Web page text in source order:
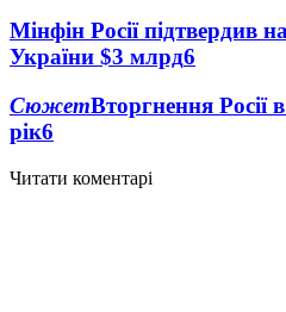
Мінфін Росії підтвердив
України $3 млрд6
СюжетВторгнення Росії
рік6
Читати коментарі